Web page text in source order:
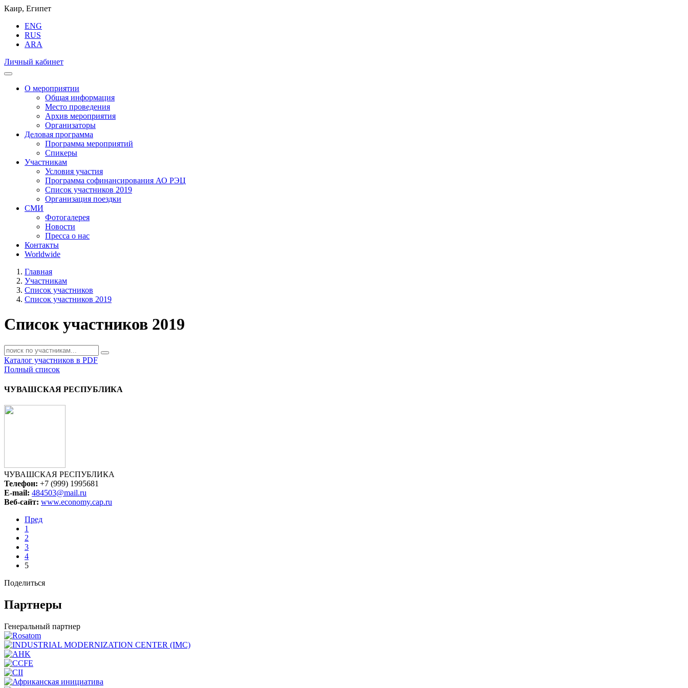
Каир, Египет
ENG
RUS
ARA
Личный кабинет
О мероприятии
Общая информация
Место проведения
Архив мероприятия
Организаторы
Деловая программа
Программа мероприятий
Спикеры
Участникам
Условия участия
Программа софинансирования АО РЭЦ
Список участников 2019
Организация поездки
СМИ
Фотогалерея
Новости
Пресса о нас
Контакты
Worldwide
Главная
Участникам
Список участников
Список участников 2019
Список участников 2019
Каталог участников в PDF
Полный список
ЧУВАШСКАЯ РЕСПУБЛИКА
ЧУВАШСКАЯ РЕСПУБЛИКА
Телефон: +7 (999) 1995681
E-mail: 484503@mail.ru
Веб-сайт: www.economy.cap.ru
Пред
1
2
3
4
5
Поделиться
Партнеры
Генеральный партнер